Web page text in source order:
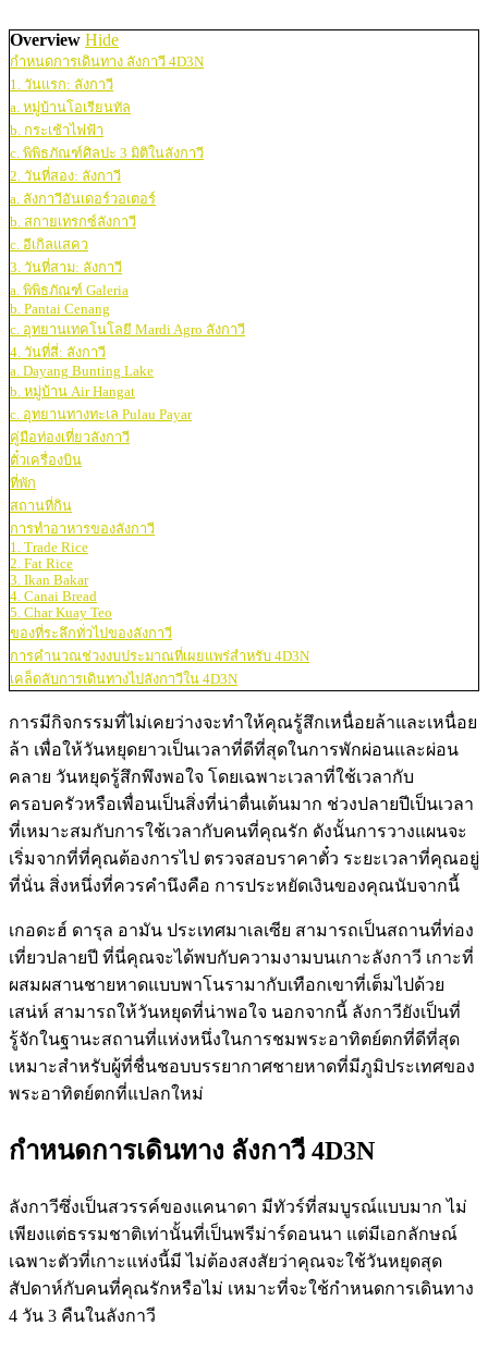
Overview Hide
กำหนดการเดินทาง ลังกาวี 4D3N
1. วันแรก: ลังกาวี
a. หมู่บ้านโอเรียนทัล
b. กระเช้าไฟฟ้า
c. พิพิธภัณฑ์ศิลปะ 3 มิติในลังกาวี
2. วันที่สอง: ลังกาวี
a. ลังกาวีอันเดอร์วอเตอร์
b. สกายเทรกซ์ลังกาวี
c. อีเกิลแสคว
3. วันที่สาม: ลังกาวี
a. พิพิธภัณฑ์ Galeria
b. Pantai Cenang
c. อุทยานเทคโนโลยี Mardi Agro ลังกาวี
4. วันที่สี่: ลังกาวี
a. Dayang Bunting Lake
b. หมู่บ้าน Air Hangat
c. อุทยานทางทะเล Pulau Payar
คู่มือท่องเที่ยวลังกาวี
ตั๋วเครื่องบิน
ที่พัก
สถานที่กิน
การทำอาหารของลังกาวี
1. Trade Rice
2. Fat Rice
3. Ikan Bakar
4. Canai Bread
5. Char Kuay Teo
ของที่ระลึกทั่วไปของลังกาวี
การคำนวณช่วงงบประมาณที่เผยแพร่สำหรับ 4D3N
เคล็ดลับการเดินทางไปลังกาวีใน 4D3N
การมีกิจกรรมที่ไม่เคยว่างจะทำให้คุณรู้สึกเหนื่อยล้าและเหนื่อย
ล้า เพื่อให้วันหยุดยาวเป็นเวลาที่ดีที่สุดในการพักผ่อนและผ่อน
คลาย วันหยุดรู้สึกพึงพอใจ โดยเฉพาะเวลาที่ใช้เวลากับ
ครอบครัวหรือเพื่อนเป็นสิ่งที่น่าตื่นเต้นมาก ช่วงปลายปีเป็นเวลา
ที่เหมาะสมกับการใช้เวลากับคนที่คุณรัก ดังนั้นการวางแผนจะ
เริ่มจากที่ที่คุณต้องการไป ตรวจสอบราคาตั๋ว ระยะเวลาที่คุณอยู่
ที่นั่น สิ่งหนึ่งที่ควรคำนึงคือ การประหยัดเงินของคุณนับจากนี้
เกอดะฮ์ ดารุล อามัน ประเทศมาเลเซีย สามารถเป็นสถานที่ท่อง
เที่ยวปลายปี ที่นี่คุณจะได้พบกับความงามบนเกาะลังกาวี เกาะที่
ผสมผสานชายหาดแบบพาโนรามากับเทือกเขาที่เต็มไปด้วย
เสน่ห์ สามารถให้วันหยุดที่น่าพอใจ นอกจากนี้ ลังกาวียังเป็นที่
รู้จักในฐานะสถานที่แห่งหนึ่งในการชมพระอาทิตย์ตกที่ดีที่สุด
เหมาะสำหรับผู้ที่ชื่นชอบบรรยากาศชายหาดที่มีภูมิประเทศของ
พระอาทิตย์ตกที่แปลกใหม่
กำหนดการเดินทาง ลังกาวี 4D3N
ลังกาวีซึ่งเป็นสวรรค์ของแคนาดา มีทัวร์ที่สมบูรณ์แบบมาก ไม่
เพียงแต่ธรรมชาติเท่านั้นที่เป็นพรีม่าร์ดอนนา แต่มีเอกลักษณ์
เฉพาะตัวที่เกาะแห่งนี้มี ไม่ต้องสงสัยว่าคุณจะใช้วันหยุดสุด
สัปดาห์กับคนที่คุณรักหรือไม่ เหมาะที่จะใช้กำหนดการเดินทาง
4 วัน 3 คืนในลังกาวี